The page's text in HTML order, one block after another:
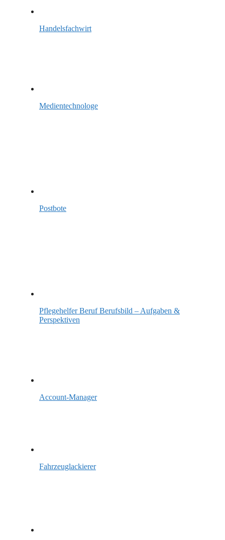
Handelsfachwirt
Medientechnologe
Postbote
Pflegehelfer Beruf Berufsbild – Aufgaben &
Perspektiven
Account-Manager
Fahrzeuglackierer